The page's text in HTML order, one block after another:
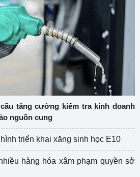
tăng cường kiểm tra kinh doanh
nguồn cung
triển khai xăng sinh học E10
hàng hóa xâm phạm quyền sở